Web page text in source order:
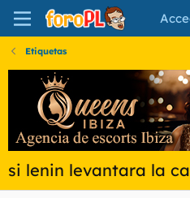
Etiquetas
si lenin levantara la